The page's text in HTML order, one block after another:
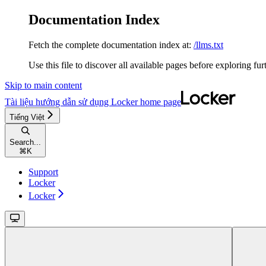
Documentation Index
Fetch the complete documentation index at: /llms.txt
Use this file to discover all available pages before exploring
Skip to main content
Tài liệu hướng dẫn sử dụng Lockerhome page
Tiếng Việt
Search...
⌘ K
Support
Locker
Locker